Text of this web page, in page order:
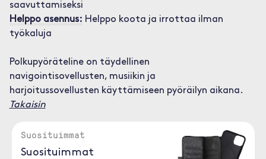
saavuttamiseksi
Helppo asennus: Helppo koota ja irrottaa ilman
työkaluja
Polkupyöräteline on täydellinen
navigointisovellusten, musiikin ja
harjoitussovellusten käyttämiseen pyöräilyn aikana.
Takaisin
Suosituimmat
Suosituimmat